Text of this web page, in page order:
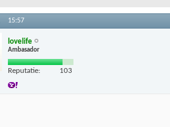
15:57
lovelife
Ambasador
Reputatie: 103